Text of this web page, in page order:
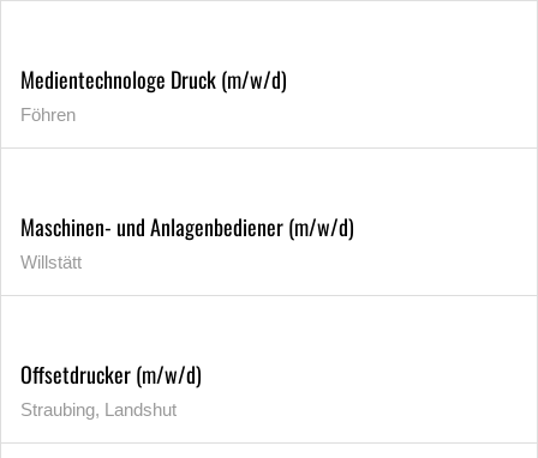
Medientechnologe Druck (m/w/d)
Föhren
Maschinen- und Anlagenbediener (m/w/d)
Willstätt
Offsetdrucker (m/w/d)
Straubing, Landshut